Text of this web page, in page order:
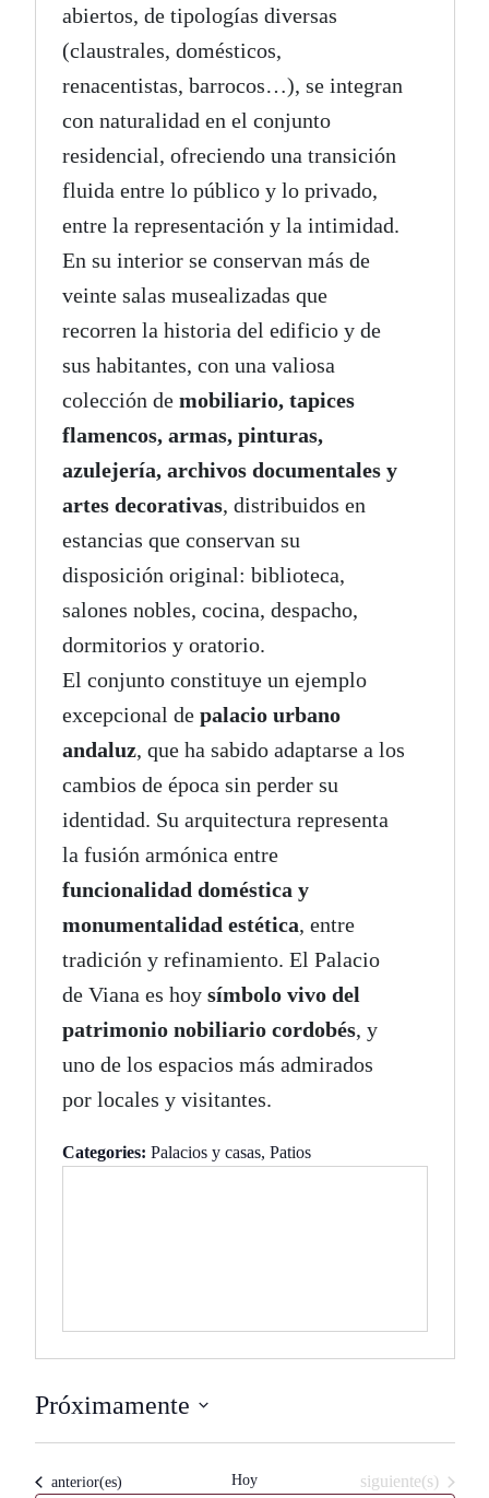
abiertos, de tipologías diversas
(claustrales, domésticos,
renacentistas, barrocos…), se integran
con naturalidad en el conjunto
residencial, ofreciendo una transición
fluida entre lo público y lo privado,
entre la representación y la intimidad.
En su interior se conservan más de
veinte salas musealizadas que
recorren la historia del edificio y de
sus habitantes, con una valiosa
colección de mobiliario, tapices
flamencos, armas, pinturas,
azulejería, archivos documentales y
artes decorativas, distribuidos en
estancias que conservan su
disposición original: biblioteca,
salones nobles, cocina, despacho,
dormitorios y oratorio.
El conjunto constituye un ejemplo
excepcional de palacio urbano
andaluz, que ha sabido adaptarse a los
cambios de época sin perder su
identidad. Su arquitectura representa
la fusión armónica entre
funcionalidad doméstica y
monumentalidad estética, entre
tradición y refinamiento. El Palacio
de Viana es hoy símbolo vivo del
patrimonio nobiliario cordobés, y
uno de los espacios más admirados
por locales y visitantes.
Categories: Palacios y casas, Patios
Próximamente
Seleccionar
Eventos
anterior(es) Hoy Eventos
siguiente(s)